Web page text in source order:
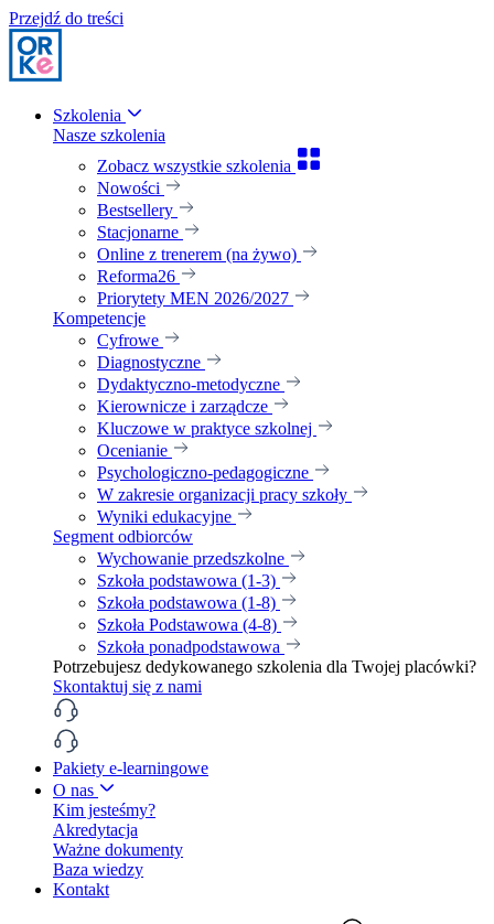
Przejdź do treści
Szkolenia
Nasze szkolenia
Zobacz wszystkie szkolenia
Nowości
Bestsellery
Stacjonarne
Online z trenerem (na żywo)
Reforma26
Priorytety MEN 2026/2027
Kompetencje
Cyfrowe
Diagnostyczne
Dydaktyczno-metodyczne
Kierownicze i zarządcze
Kluczowe w praktyce szkolnej
Ocenianie
Psychologiczno-pedagogiczne
W zakresie organizacji pracy szkoły
Wyniki edukacyjne
Segment odbiorców
Wychowanie przedszkolne
Szkoła podstawowa (1-3)
Szkoła podstawowa (1-8)
Szkoła Podstawowa (4-8)
Szkoła ponadpodstawowa
Potrzebujesz dedykowanego szkolenia dla Twojej placówki?
Skontaktuj się z nami
Pakiety e-learningowe
O nas
Kim jesteśmy?
Akredytacja
Ważne dokumenty
Baza wiedzy
Kontakt